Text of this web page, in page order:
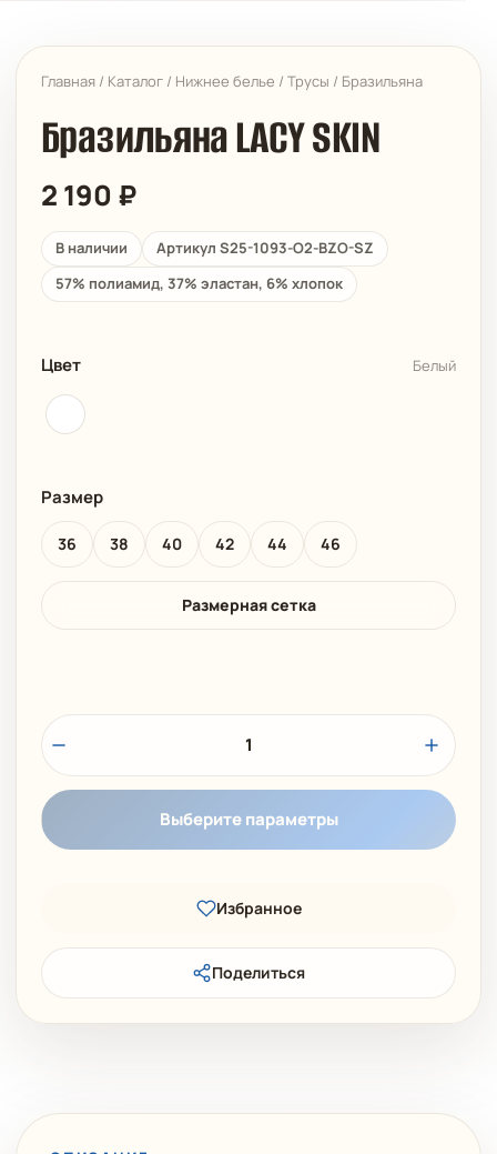
Главная / Каталог / Нижнее белье / Трусы / Бразильяна
Бразильяна LACY SKIN
2 190 ₽
В наличии
Артикул S25-1093-O2-BZO-SZ
57% полиамид, 37% эластан, 6% хлопок
Цвет Белый
Размер
36 38 40 42 44 46
Размерная сетка
1
Выберите параметры
Избранное
Поделиться